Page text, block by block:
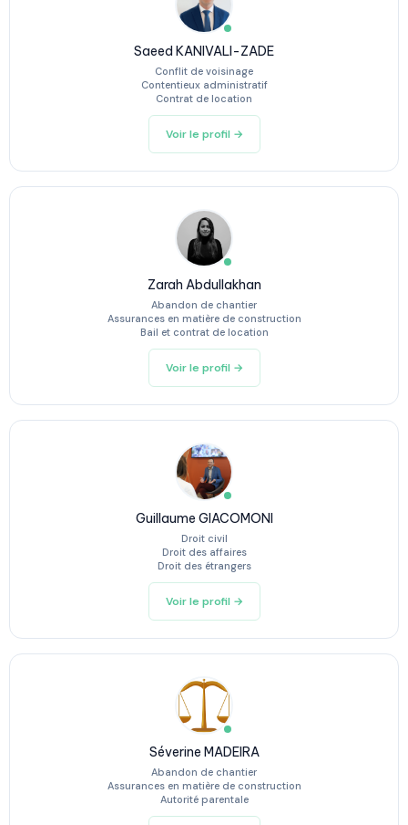
Saeed KANIVALI-ZADE
Conflit de voisinage
Contentieux administratif
Contrat de location
Voir le profil →
Zarah Abdullakhan
Abandon de chantier
Assurances en matière de construction
Bail et contrat de location
Voir le profil →
Guillaume GIACOMONI
Droit civil
Droit des affaires
Droit des étrangers
Voir le profil →
Séverine MADEIRA
Abandon de chantier
Assurances en matière de construction
Autorité parentale